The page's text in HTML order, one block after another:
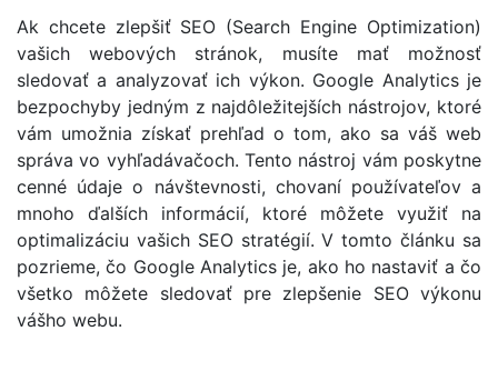
Ak chcete zlepšiť SEO (Search Engine Optimization)
vašich webových stránok, musíte mať možnosť
sledovať a analyzovať ich výkon. Google Analytics je
bezpochyby jedným z najdôležitejších nástrojov, ktoré
vám umožnia získať prehľad o tom, ako sa váš web
správa vo vyhľadávačoch. Tento nástroj vám poskytne
cenné údaje o návštevnosti, chovaní používateľov a
mnoho ďalších informácií, ktoré môžete využiť na
optimalizáciu vašich SEO stratégií. V tomto článku sa
pozrieme, čo Google Analytics je, ako ho nastaviť a čo
všetko môžete sledovať pre zlepšenie SEO výkonu
vášho webu.